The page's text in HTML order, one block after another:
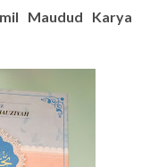
Maudud Karya